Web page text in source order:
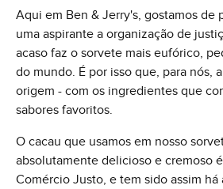
Aqui em Ben & Jerry's, gostamos de
uma aspirante a organização de
acaso faz o sorvete mais eufórico,
do mundo. É por isso que, para nós,
origem - com os ingredientes que
sabores favoritos.
O cacau que usamos em nosso
absolutamente delicioso e cremoso
Comércio Justo, e tem sido assim há